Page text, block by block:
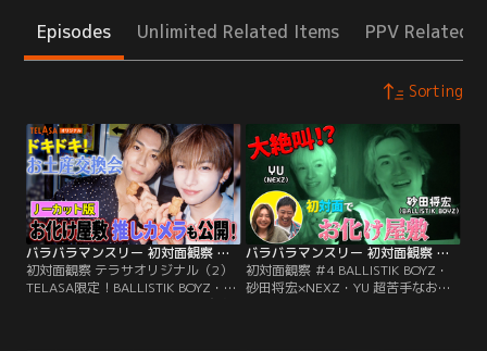
Episodes Unlimited Related Items PPV Related
Sorting
バラバラマンスリー 初対面観察 テラサオリジナル（2） TELASA限定！BALLISTIK BOYZ・砂田×NEXZ・YU ドキドキお土産交換会＆お化け屋敷推しカメラ！
初対面観察 テラサオリジナル（2）
TELASA限定！BALLISTIK BOYZ・砂
バラバラマンスリー 初対面観察 ＃4 BALLISTIK BOYZ・砂田将宏×NEXZ・YU 超苦手なお化け屋敷で大絶叫！
初対面観察 ＃4 BALLISTIK BOYZ・
砂田将宏×NEXZ・YU 超苦手なお化